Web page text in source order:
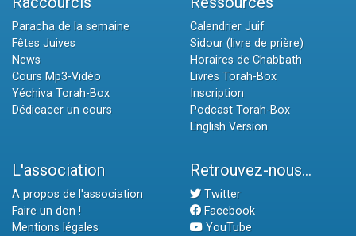
Paracha de la semaine
Fêtes Juives
News
Cours Mp3-Vidéo
Yéchiva Torah-Box
Dédicacer un cours
Calendrier Juif
Sidour (livre de prière)
Horaires de Chabbath
Livres Torah-Box
Inscription
Podcast Torah-Box
English Version
L'association
A propos de l'association
Faire un don !
Mentions légales
Retrouvez-nous...
Twitter
Facebook
YouTube